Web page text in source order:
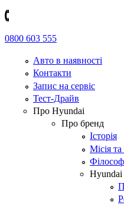
0800 603 555
Авто в наявності
Контакти
Запис на сервіс
Тест-Драйв
Про Hyundai
Про бренд
Історія
Місія та
Hyundai